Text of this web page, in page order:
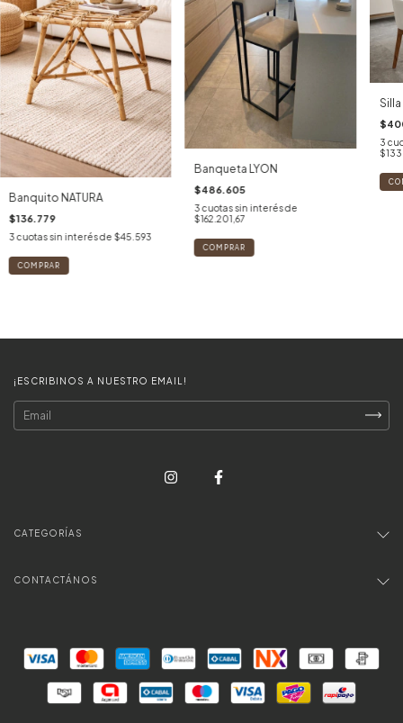
Banquito NATURA
$136.779
3 cuotas sin interés de $45.593
Banqueta LYON
$486.605
3 cuotas sin interés de
$162.201,67
Silla
3
¡ESCRIBINOS A NUESTRO EMAIL!
CATEGORÍAS
CONTACTÁNOS